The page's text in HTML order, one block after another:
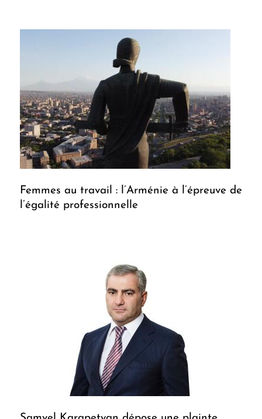
Femmes au travail : l’Arménie à l’épreuve de
l’égalité professionnelle